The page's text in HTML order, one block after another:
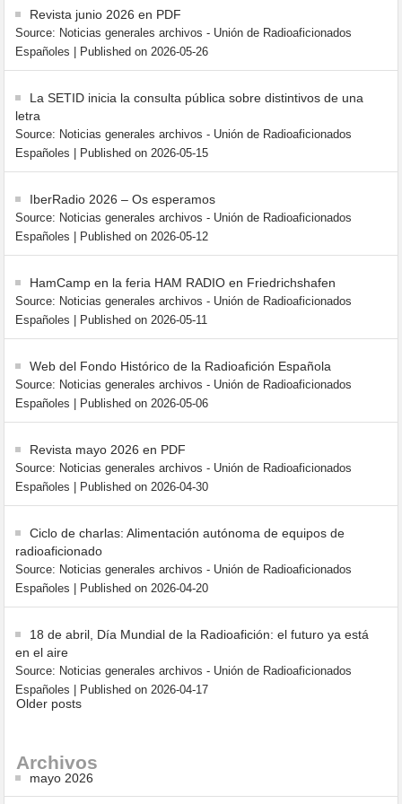
Revista junio 2026 en PDF
Source: Noticias generales archivos - Unión de Radioaficionados
Españoles
Published on 2026-05-26
La SETID inicia la consulta pública sobre distintivos de una
letra
Source: Noticias generales archivos - Unión de Radioaficionados
Españoles
Published on 2026-05-15
IberRadio 2026 – Os esperamos
Source: Noticias generales archivos - Unión de Radioaficionados
Españoles
Published on 2026-05-12
HamCamp en la feria HAM RADIO en Friedrichshafen
Source: Noticias generales archivos - Unión de Radioaficionados
Españoles
Published on 2026-05-11
Web del Fondo Histórico de la Radioafición Española
Source: Noticias generales archivos - Unión de Radioaficionados
Españoles
Published on 2026-05-06
Revista mayo 2026 en PDF
Source: Noticias generales archivos - Unión de Radioaficionados
Españoles
Published on 2026-04-30
Ciclo de charlas: Alimentación autónoma de equipos de
radioaficionado
Source: Noticias generales archivos - Unión de Radioaficionados
Españoles
Published on 2026-04-20
18 de abril, Día Mundial de la Radioafición: el futuro ya está
en el aire
Source: Noticias generales archivos - Unión de Radioaficionados
Españoles
Published on 2026-04-17
Older posts
Archivos
mayo 2026